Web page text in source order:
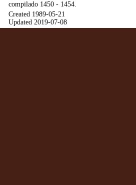
compilado 1450 - 1454.
Created 1989-05-21
Updated 2019-07-08